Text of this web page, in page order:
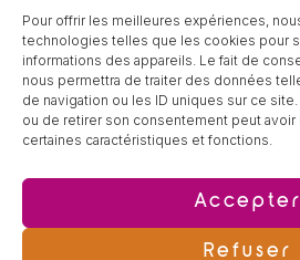
Pour offrir les meilleures expériences,
technologies telles que les cookies pour
informations des appareils. Le fait de
nous permettra de traiter des données
de navigation ou les ID uniques sur ce
ou de retirer son consentement peut avoir
certaines caractéristiques et fonctions.
Accepter
Refuser
À VOTRE
09 80 80 85 96